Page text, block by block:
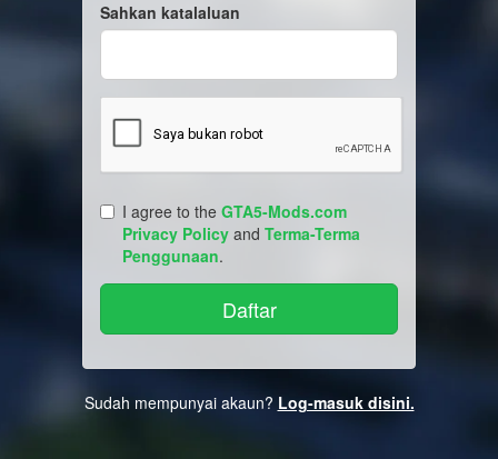
Sahkan katalaluan
I agree to the GTA5-Mods.com
Privacy Policy and Terma-Terma
Penggunaan.
Sudah mempunyai akaun? Log-masuk disini.